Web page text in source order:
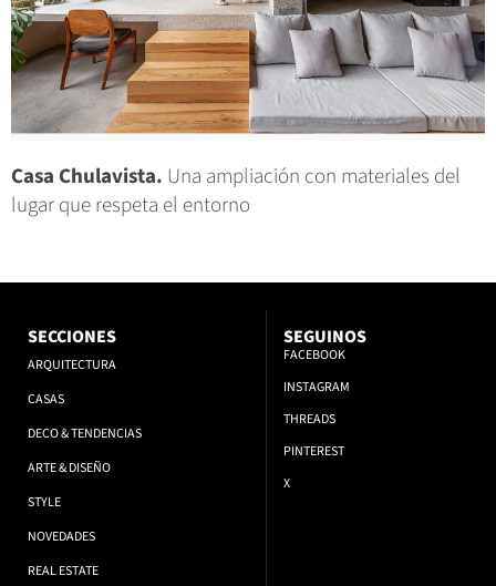
Casa Chulavista. Una ampliación con materiales del
lugar que respeta el entorno
SECCIONES
ARQUITECTURA
CASAS
DECO & TENDENCIAS
ARTE & DISEÑO
STYLE
NOVEDADES
REAL ESTATE
SEGUINOS
FACEBOOK
INSTAGRAM
THREADS
PINTEREST
X